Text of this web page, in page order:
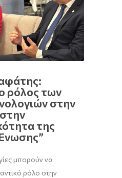
ρόλος των
στην
της
μπορούν να
ρόλο στην